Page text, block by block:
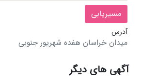
مسیریابی
آدرس
میدان خراسان هفده شهریور جنوبی
آگهی های دیگر